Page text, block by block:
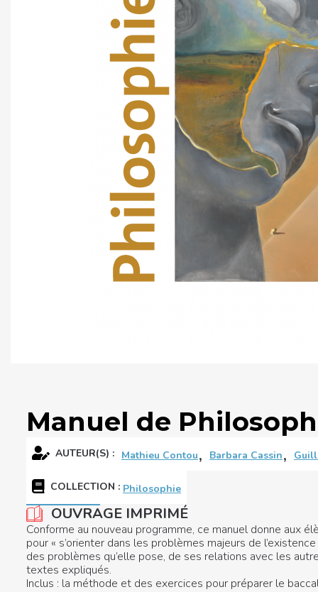
Manuel de
AUTEUR(S) : Mathieu Contou, Barbara Cassin,
COLLECTION : Philosophie
OUVRAGE IMPRIMÉ
Conforme au nouveau programme, ce manuel donne aux
pour « s’orienter dans les problèmes majeurs de
des problèmes qu’elle pose, de ses relations avec les
textes expliqués.
Inclus : la méthode et des exercices pour préparer le